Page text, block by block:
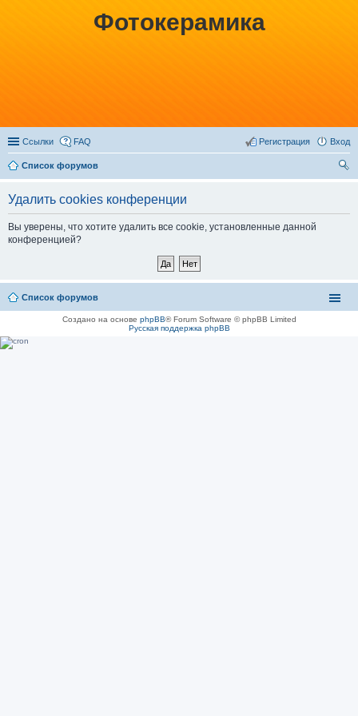
Фотокерамика
Ссылки FAQ Вход
Регистрация
Список форумов
Удалить cookies конференции
Вы уверены, что хотите удалить все cookie, установленные данной
конференцией?
Список форумов
Создано на основе phpBB® Forum Software © phpBB Limited
Русская поддержка phpBB